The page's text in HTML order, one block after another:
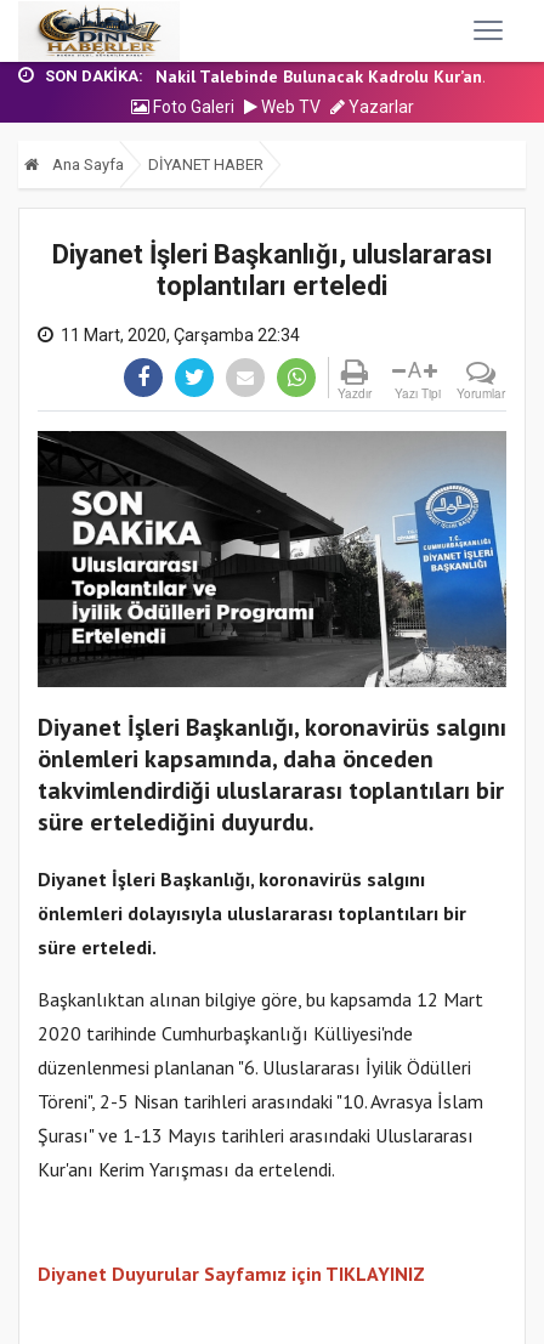
SON DAKIKA:
24 Temmuz 2026 - Cuma Hutbesi
7 Ağustos 2026 - Cuma Hutbesi
Nakil Talebinde Bulunacak Kadrolu Kur’an...
Aşçı Alımı (Kurum İçi) Sınavı (Sözlü) So...
24 Temmuz 2026 - Cuma Hutbesi
7 Ağustos 2026 - Cuma Hutbesi
Foto Galeri Web TV Yazarlar
Ana Sayfa DİYANET HABER
Diyanet İşleri Başkanlığı, uluslararası
toplantıları erteledi
11 Mart, 2020, Çarşamba 22:34
Yazdır
A
Yazı Tipi Yorumlar
Diyanet İşleri Başkanlığı, koronavirüs salgını
önlemleri kapsamında, daha önceden
takvimlendirdiği uluslararası toplantıları bir
süre ertelediğini duyurdu.
Diyanet İşleri Başkanlığı, koronavirüs salgını
önlemleri dolayısıyla uluslararası toplantıları bir
süre erteledi.
Başkanlıktan alınan bilgiye göre, bu kapsamda 12 Mart
2020 tarihinde Cumhurbaşkanlığı Külliyesi'nde
düzenlenmesi planlanan "6. Uluslararası İyilik Ödülleri
Töreni", 2-5 Nisan tarihleri arasındaki "10. Avrasya İslam
Şurası" ve 1-13 Mayıs tarihleri arasındaki Uluslararası
Kur'anı Kerim Yarışması da ertelendi.
Diyanet Duyurular Sayfamız için TIKLAYINIZ